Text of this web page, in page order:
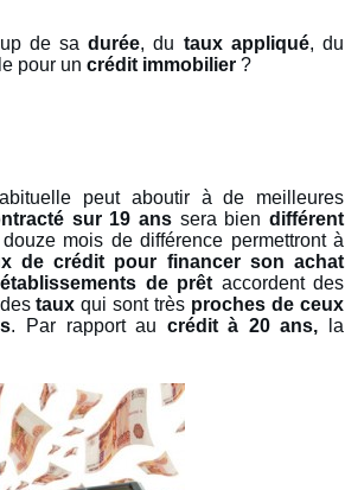
de sadurée, du taux appliqué, du
pour un crédit immobilier ?
peut aboutir à de meilleures
sur 19 ans sera biendifférent
mois de différence permettront à
de crédit pour financer son achat
établissements de prêt accordent des
taux qui sont très proches de ceux
. Par rapport au crédit à 20 ans, la